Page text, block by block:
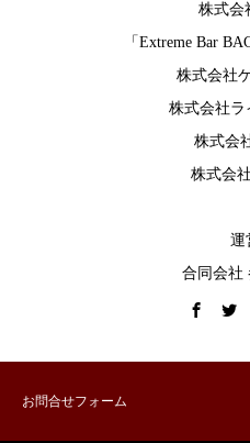
株式会
「Extreme Bar
株式会社
株式会社ラ
株式会
株式会
運
合同会社
お問合せフォーム